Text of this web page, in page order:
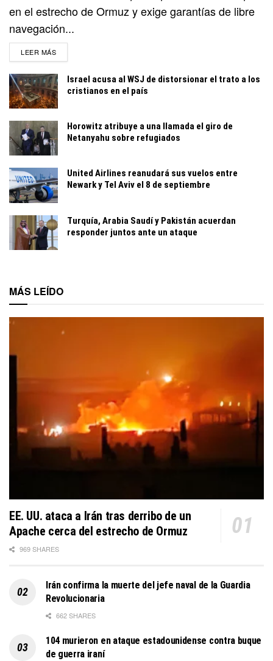
en el estrecho de Ormuz y exige garantías de libre
navegación...
LEER MÁSDETAILS
Israel acusa al WSJ de distorsionar el trato a los
cristianos en el país
Horowitz atribuye a una llamada el giro de
Netanyahu sobre refugiados
United Airlines reanudará sus vuelos entre
Newark y Tel Aviv el 8 de septiembre
Turquía, Arabia Saudí y Pakistán acuerdan
responder juntos ante un ataque
MÁS LEÍDO
EE. UU. ataca a Irán tras derribo de un
Apache cerca del estrecho de Ormuz
969 SHARES
Irán confirma la muerte del jefe naval de la Guardia
Revolucionaria
662 SHARES
104 murieron en ataque estadounidense contra buque
de guerra iraní